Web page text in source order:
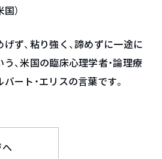
）
ず、粘り強く、諦めずに一途に
、米国の臨床心理学者・論理療
ート・エリスの言葉です。